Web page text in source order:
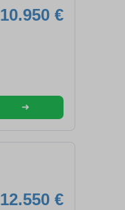
10.950 €
➜
12.550 €